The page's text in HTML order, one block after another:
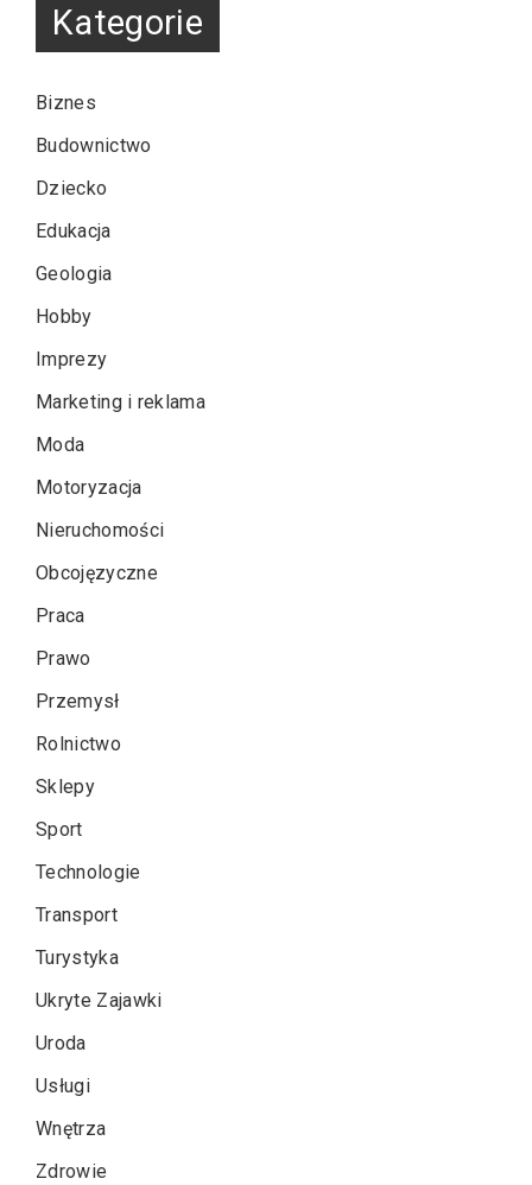
Kategorie
Biznes
Budownictwo
Dziecko
Edukacja
Geologia
Hobby
Imprezy
Marketing i reklama
Moda
Motoryzacja
Nieruchomości
Obcojęzyczne
Praca
Prawo
Przemysł
Rolnictwo
Sklepy
Sport
Technologie
Transport
Turystyka
Ukryte Zajawki
Uroda
Usługi
Wnętrza
Zdrowie